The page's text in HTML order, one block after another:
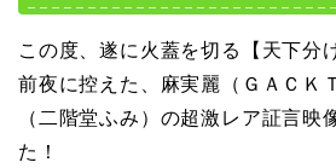
この度、遂に火蓋を切る【天下分
前夜に控えた、麻実麗（ＧＡＣＫ
（二階堂ふみ）の超激レア証言映
た！